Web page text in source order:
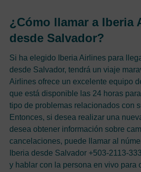
¿Cómo llamar a Iberia
desde Salvador?
Si ha elegido Iberia Airlines para
desde Salvador, tendrá un viaje
Airlines ofrece un excelente equipo
que está disponible las 24 horas
tipo de problemas relacionados con
Entonces, si desea realizar una
desea obtener información sobre
cancelaciones, puede llamar al
Iberia desde Salvador +503-2113-
y hablar con la persona en vivo para